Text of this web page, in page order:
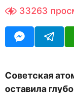
Y
о
а
н
д
33263
Советская
оставила